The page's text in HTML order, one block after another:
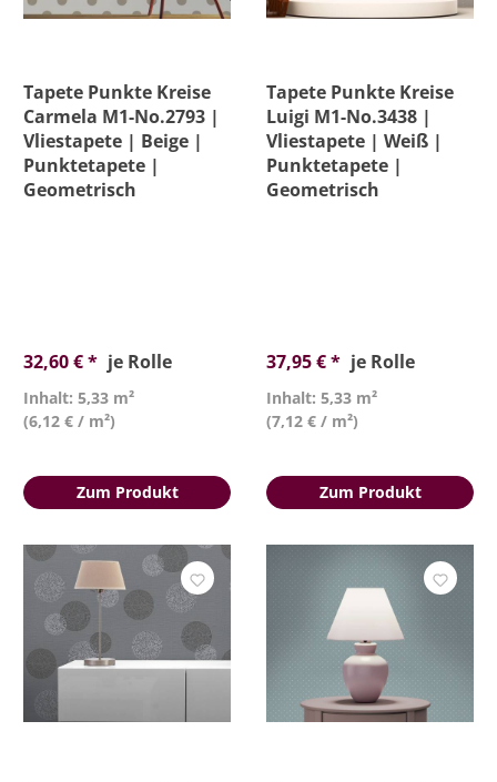
Tapete Punkte Kreise
Carmela M1-No.2793 |
Vliestapete | Beige |
Punktetapete |
Geometrisch
32,60 € * je Rolle
Inhalt: 5,33 m²
(6,12 € / m²)
Zum Produkt
Tapete Punkte Kreise
Luigi M1-No.3438 |
Vliestapete | Weiß |
Punktetapete |
Geometrisch
37,95 € * je Rolle
Inhalt: 5,33 m²
(7,12 € / m²)
Zum Produkt